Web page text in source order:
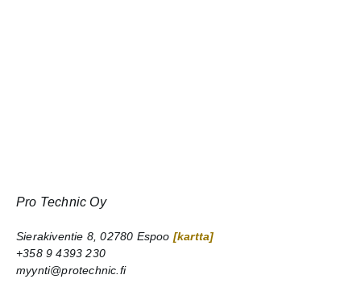
Pro Technic Oy
Sierakiventie 8, 02780 Espoo [kartta]
+358 9 4393 230
myynti@protechnic.fi